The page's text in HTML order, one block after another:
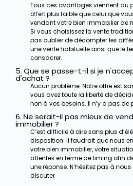
Tous ces avantages viennent au
offert plus faible que celui que
vendant votre bien immobilier de
Si vous choisissez la vente
pas oublier de décompter les
une vente habituelle ainsi que le
consacrer.
5. Que se passe-t-il si je
d'achat ?
Aucun problème. Notre offre est
vous avez toute la liberté de
non à vos besoins. Il n’y a pas de
6. Ne serait-il pas mieux de
immobilier ?
C’est difficile à dire sans plus
disposition. Il faudrait que nous
votre bien immobilier, votre
attentes en terme de timing afin
une réponse. N’hésitez pas à
discuter